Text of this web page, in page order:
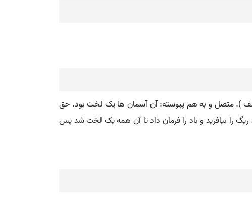
). متصل و به هم پیوسته: آن آسمان ها یک لخت بود. حق
ای از یکدیگر زیاد و کم نبود. ( قصص الانبیاء ص 13 ). پس خدای تعالی ریگ را بیافرید و باد را فرمان داد تا آن همه یک لخت شد پس